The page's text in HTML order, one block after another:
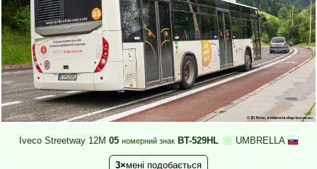
Iveco Streetway 12M 05 номерний знак BT-529HL UMBRELLA
3 мені подобається